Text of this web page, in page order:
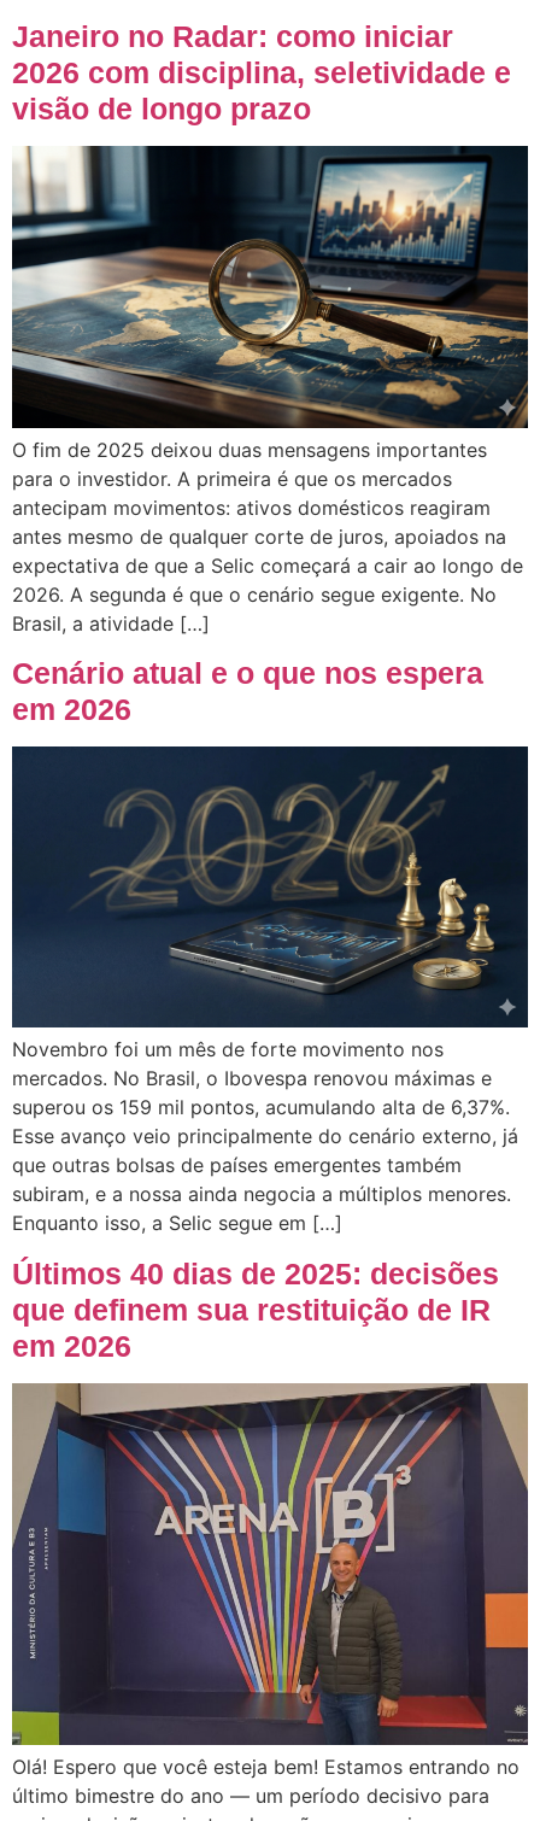
Janeiro no Radar: como iniciar
2026 com disciplina, seletividade e
visão de longo prazo
O fim de 2025 deixou duas mensagens importantes
para o investidor. A primeira é que os mercados
antecipam movimentos: ativos domésticos reagiram
antes mesmo de qualquer corte de juros, apoiados na
expectativa de que a Selic começará a cair ao longo de
2026. A segunda é que o cenário segue exigente. No
Brasil, a atividade […]
Cenário atual e o que nos espera
em 2026
Novembro foi um mês de forte movimento nos
mercados. No Brasil, o Ibovespa renovou máximas e
superou os 159 mil pontos, acumulando alta de 6,37%.
Esse avanço veio principalmente do cenário externo, já
que outras bolsas de países emergentes também
subiram, e a nossa ainda negocia a múltiplos menores.
Enquanto isso, a Selic segue em […]
Últimos 40 dias de 2025: decisões
que definem sua restituição de IR
em 2026
Olá! Espero que você esteja bem! Estamos entrando no
último bimestre do ano — um período decisivo para